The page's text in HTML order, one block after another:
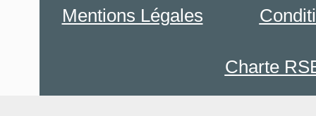
Mentions Légales
Charte